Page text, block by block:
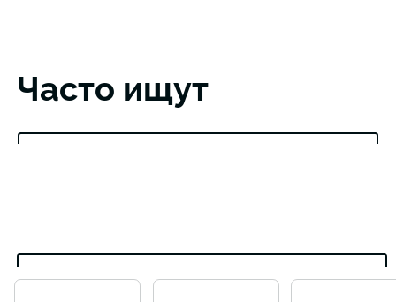
Часто ищут